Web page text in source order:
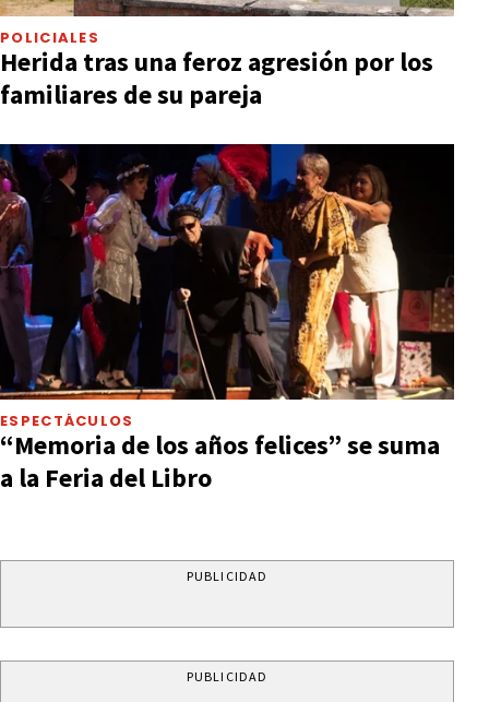
POLICIALES
Herida tras una feroz agresión por los
familiares de su pareja
ESPECTÁCULOS
“Memoria de los años felices” se suma
a la Feria del Libro
PUBLICIDAD
PUBLICIDAD